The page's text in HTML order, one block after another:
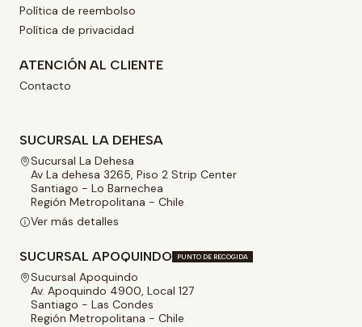
Política de reembolso
Política de privacidad
ATENCIÓN AL CLIENTE
Contacto
SUCURSAL LA DEHESA
Sucursal La Dehesa
Av La dehesa 3265, Piso 2 Strip Center
Santiago - Lo Barnechea
Región Metropolitana - Chile
Ver más detalles
SUCURSAL APOQUINDO PUNTO DE RECOGIDA
Sucursal Apoquindo
Av. Apoquindo 4900, Local 127
Santiago - Las Condes
Región Metropolitana - Chile